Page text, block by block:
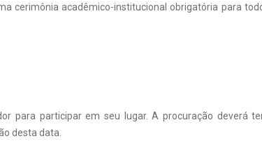
cerimônia acadêmico-institucional obrigatória para
para participar em seu lugar. A procuração deverá
desta data.